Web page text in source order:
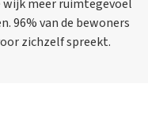
meer ruimtegevoel
96% van de bewoners
zichzelf spreekt.